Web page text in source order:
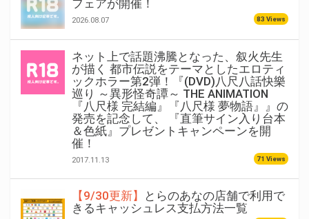
フェアが開催！
2026.08.07 83 Views
ネット上で話題沸騰となった、叙火先生
が描く 都市伝説をテーマとしたエロティ
ックホラー第2弾！『(DVD)八尺八話快樂
巡り ～異形怪奇譚～ THE ANIMATION
『八尺様 完結編』『八尺様 夢物語』』の
発売を記念して、 『直筆サイン入り台本
＆色紙』プレゼントキャンペーンを開
催！
2017.11.13 71 Views
【9/30更新】
とらのあなの店舗で利用で
きるキャッシュレス支払方法一覧